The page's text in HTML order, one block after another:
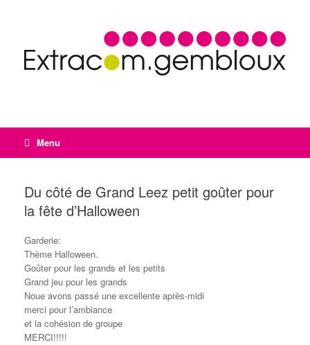
Menu
Du côté de Grand Leez petit goûter pour
la fête d’Halloween
Garderie:
Thème Halloween.
Goûter pour les grands et les petits
Grand jeu pour les grands
Noue avons passé une excellente après-midi
merci pour l’ambiance
et la cohésion de groupe
MERCI!!!!!